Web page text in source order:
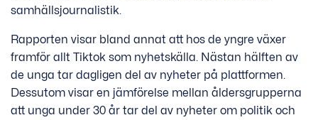
samhällsjournalistik.
Rapporten visar bland annat att hos de yngre växer
framför allt Tiktok som nyhetskälla. Nästan hälften av
de unga tar dagligen del av nyheter på plattformen.
Dessutom visar en jämförelse mellan åldersgrupperna
att unga under 30 år tar del av nyheter om politik och